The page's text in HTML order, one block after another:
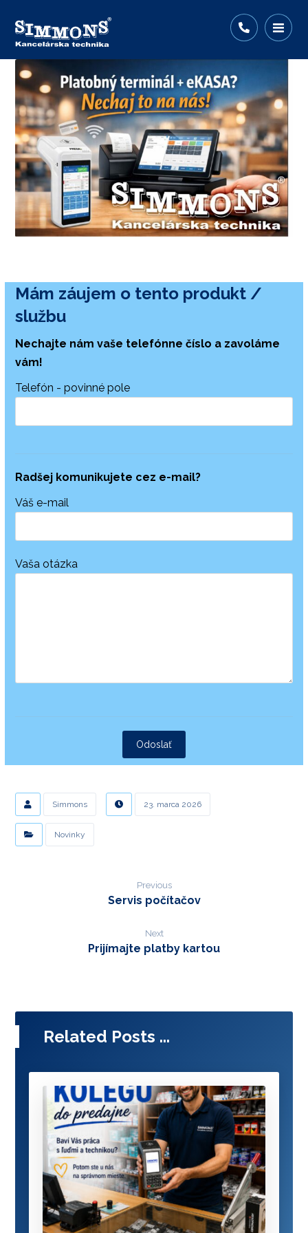
Mám záujem o tento produkt /
službu
Nechajte nám vaše telefónne číslo a zavoláme
vám!
Telefón - povinné pole
Radšej komunikujete cez e-mail?
Váš e-mail
Vaša otázka
Odoslať
Simmons 23. marca 2026
Novinky
Previous
Servis počítačov
Next
Prijímajte platby kartou
Related Posts ...